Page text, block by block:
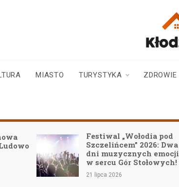
MIASTO TURYSTYKA ZDROWIE
Festiwal „Wołodia pod
Szczelińcem” 2026: Dwa
dni muzycznych emocji
w sercu Gór Stołowych!
21 lipca 2026